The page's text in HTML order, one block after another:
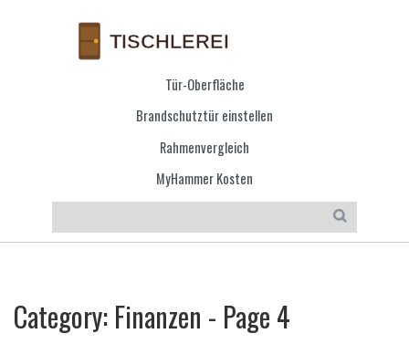
Tür-Oberfläche
Brandschutztür einstellen
Rahmenvergleich
MyHammer Kosten
Category: Finanzen - Page 4